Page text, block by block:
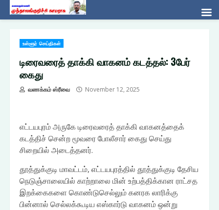
content
உள்ளூர் செய்திகள்
டிரைவரைத் தாக்கி வாகனம் கடத்தல்: 3பேர்
கைது
வணக்கம் ஸ்ரீவை November 12, 2025
எட்டயபுரம் அருகே டிரைவரைத் தாக்கி வாகனத்தைக்
கடத்திச் சென்ற மூவரை போலீசார் கைது செய்து
சிறையில் அடைத்தனர்.
தூத்துக்குடி மாவட்டம், எட்டயபுரத்தில் தூத்துக்குடி தேசிய
நெடுஞ்சாலையில் காற்றாலை மின் உற்பத்திக்கான ராட்சத
இறக்கைகளை கொண்டுசெல்லும் கனரக லாரிக்கு
பின்னால் செல்லக்கூடிய எஸ்கார்டு வாகனம் ஒன்று